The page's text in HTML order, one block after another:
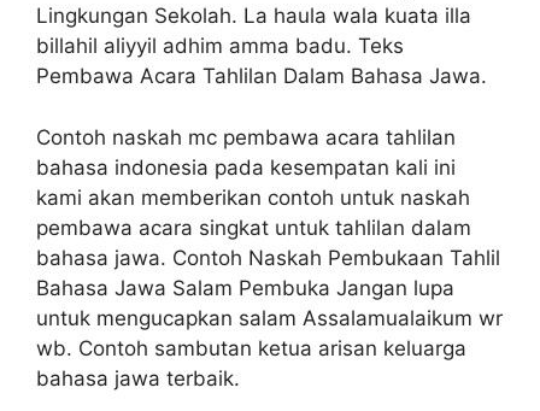
Lingkungan Sekolah. La haula wala kuata illa
billahil aliyyil adhim amma badu. Teks
Pembawa Acara Tahlilan Dalam Bahasa Jawa.
Contoh naskah mc pembawa acara tahlilan
bahasa indonesia pada kesempatan kali ini
kami akan memberikan contoh untuk naskah
pembawa acara singkat untuk tahlilan dalam
bahasa jawa. Contoh Naskah Pembukaan Tahlil
Bahasa Jawa Salam Pembuka Jangan lupa
untuk mengucapkan salam Assalamualaikum wr
wb. Contoh sambutan ketua arisan keluarga
bahasa jawa terbaik.